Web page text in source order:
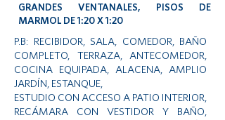
GRANDES VENTANALES, PISOS DE
MARMOL DE 1:20 X 1:20
P.B: RECIBIDOR, SALA, COMEDOR, BAÑO
COMPLETO, TERRAZA, ANTECOMEDOR,
COCINA EQUIPADA, ALACENA, AMPLIO
JARDÍN, ESTANQUE,
ESTUDIO CON ACCESO A PATIO INTERIOR,
RECÁMARA CON VESTIDOR Y BAÑO,